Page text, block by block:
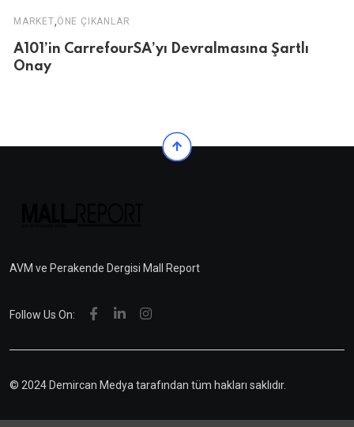
MARKET,ÖNE ÇIKANLAR
A101’in CarrefourSA’yı Devralmasına Şartlı
Onay
AVM ve Perakende Dergisi Mall Report
Follow Us On:
© 2024 Demircan Medya tarafından tüm hakları saklıdır.